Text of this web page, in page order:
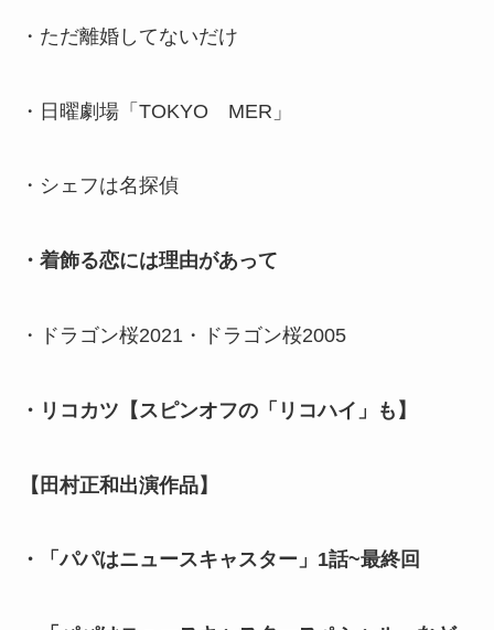
・ただ離婚してないだけ
・日曜劇場「TOKYO MER」
・シェフは名探偵
・着飾る恋には理由があって
・ドラゴン桜2021・ドラゴン桜2005
・リコカツ【スピンオフの「リコハイ」も】
【田村正和出演作品】
・「パパはニュースキャスター」1話~最終回